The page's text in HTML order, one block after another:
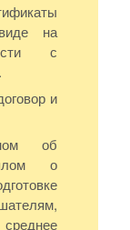
на
с
и
об
о